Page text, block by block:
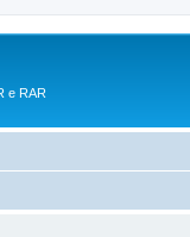
e RAR